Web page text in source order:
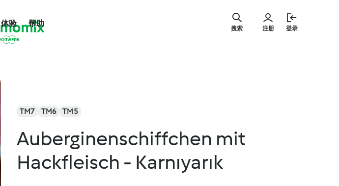
体验 帮助
注册 登录
搜索
TM7 TM6 TM5
Auberginenschiffchen mit
Hackfleisch - Karnıyarık